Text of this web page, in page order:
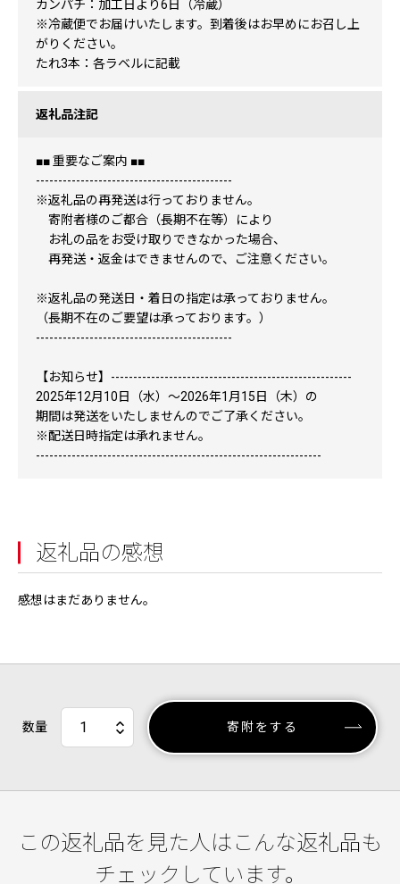
カンパチ：加工日より6日（冷蔵）
※冷蔵便でお届けいたします。到着後はお早めにお召し上
がりください。
たれ3本：各ラベルに記載
返礼品注記
■■ 重要なご案内 ■■
--------------------------------------------
※返礼品の再発送は行っておりません。
寄附者様のご都合（長期不在等）により
お礼の品をお受け取りできなかった場合、
再発送・返金はできませんので、ご注意ください。
※返礼品の発送日・着日の指定は承っておりません。
（長期不在のご要望は承っております。）
--------------------------------------------
【お知らせ】------------------------------------------------------
2025年12月10日（水）～2026年1月15日（木）の
期間は発送をいたしませんのでご了承ください。
※配送日時指定は承れません。
----------------------------------------------------------------
返礼品の感想
感想はまだありません。
数量 寄附をする
この返礼品を見た人はこんな返礼品も
チェックしています。